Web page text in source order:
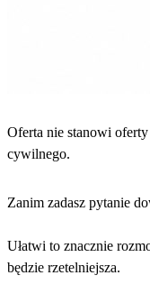
Oferta nie stanowi
cywilnego.
Zanim zadasz pytanie
Ułatwi to znacznie
będzie rzetelniejsza.